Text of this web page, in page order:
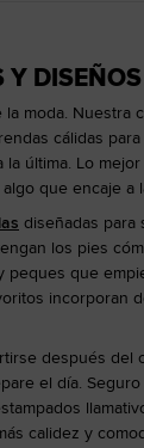
moda.
cálidas
última. Lo
que encaje a
diseñadas para
los pies
que
incorporan
después
el día.
calidez y